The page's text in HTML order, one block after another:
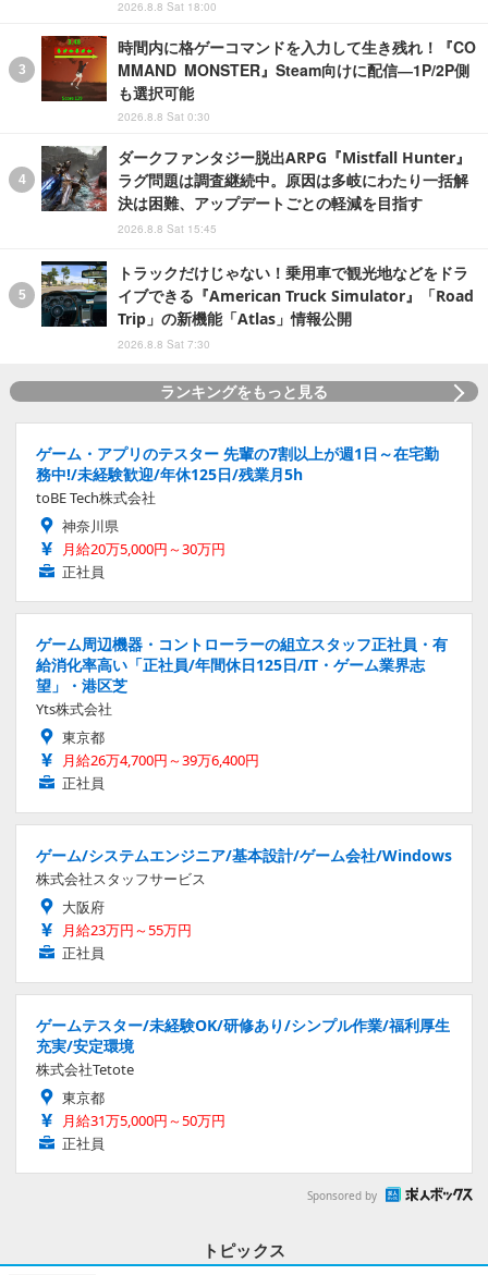
2026.8.8 Sat 18:00
時間内に格ゲーコマンドを入力して生き残れ！『CO
MMAND MONSTER』Steam向けに配信―1P/2P側
も選択可能
2026.8.8 Sat 0:30
ダークファンタジー脱出ARPG『Mistfall Hunter』
ラグ問題は調査継続中。原因は多岐にわたり一括解
決は困難、アップデートごとの軽減を目指す
2026.8.8 Sat 15:45
トラックだけじゃない！乗用車で観光地などをドラ
イブできる『American Truck Simulator』「Road
Trip」の新機能「Atlas」情報公開
2026.8.8 Sat 7:30
ランキングをもっと見る
ゲーム・アプリのテスター 先輩の7割以上が週1日～在宅勤
務中!/未経験歓迎/年休125日/残業月5h
toBE Tech株式会社
神奈川県
月給20万5,000円～30万円
正社員
ゲーム周辺機器・コントローラーの組立スタッフ正社員・有
給消化率高い「正社員/年間休日125日/IT・ゲーム業界志
望」・港区芝
Yts株式会社
東京都
月給26万4,700円～39万6,400円
正社員
ゲーム/システムエンジニア/基本設計/ゲーム会社/Windows
株式会社スタッフサービス
大阪府
月給23万円～55万円
正社員
ゲームテスター/未経験OK/研修あり/シンプル作業/福利厚生
充実/安定環境
株式会社Tetote
東京都
月給31万5,000円～50万円
正社員
Sponsored by
トピックス